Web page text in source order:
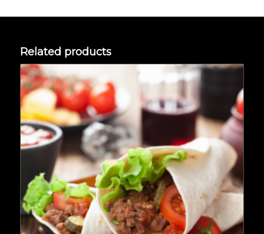
Related products